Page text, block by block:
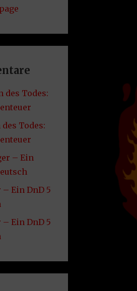
des Todes:
Todes:
– Ein
Ein DnD 5
Ein DnD 5